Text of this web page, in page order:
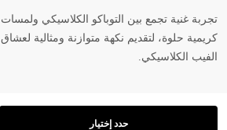
تجربة غنية تجمع بين التوباكو الكلاسيكي ولمسات
كريمية حلوة، لتقديم نكهة متوازنة ومثالية لعشاق
الفيب الكلاسيكي.
حدد إختيار